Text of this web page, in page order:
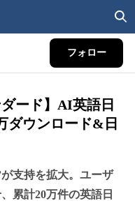
フォロー
ード】AI英語日
ダウンロード&日
支持を拡大。ユーザ
累計20万件の英語日